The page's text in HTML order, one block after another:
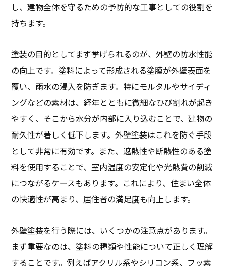
し、建物全体を守るための予防的な工事としての役割を
持ちます。
塗装の目的としてまず挙げられるのが、外壁の防水性能
の向上です。塗料によって形成される塗膜が外壁表面を
覆い、雨水の浸入を防ぎます。特にモルタルやサイディ
ングなどの素材は、経年とともに微細なひび割れが起き
やすく、そこから水分が内部に入り込むことで、建物の
耐久性が著しく低下します。外壁塗装はこれを防ぐ手段
として非常に有効です。また、遮熱性や断熱性のある塗
料を使用することで、室内温度の安定化や光熱費の削減
につながるケースもあります。これにより、住まい全体
の快適性が高まり、居住者の満足度も向上します。
外壁塗装を行う際には、いくつかの注意点があります。
まず重要なのは、塗料の種類や性能について正しく理解
することです。例えばアクリル系やシリコン系、フッ素